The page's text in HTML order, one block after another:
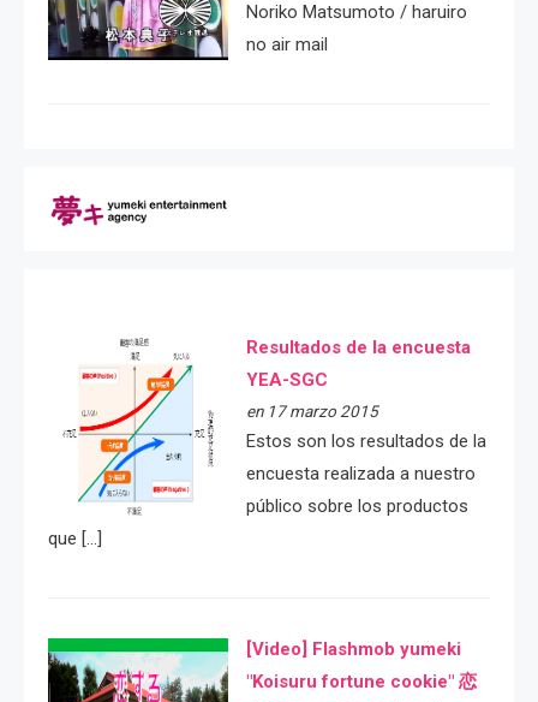
Noriko Matsumoto / haruiro
no air mail
Resultados de la encuesta
YEA-SGC
en 17 marzo 2015
Estos son los resultados de la
encuesta realizada a nuestro
público sobre los productos
que […]
[Video] Flashmob yumeki
"Koisuru fortune cookie" 恋